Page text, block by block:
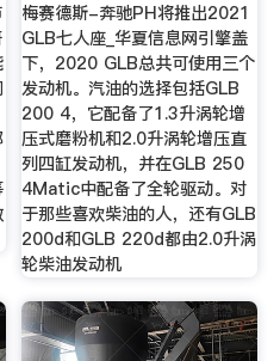
梅赛德斯-奔驰PH将推出2021
GLB七人座_华夏信息网引擎盖
下，2020 GLB总共可使用三个
发动机。汽油的选择包括GLB
200 4，它配备了1.3升涡轮增
压式磨粉机和2.0升涡轮增压直
列四缸发动机，并在GLB 250
4Matic中配备了全轮驱动。对
于那些喜欢柴油的人，还有GLB
200d和GLB 220d都由2.0升涡
轮柴油发动机